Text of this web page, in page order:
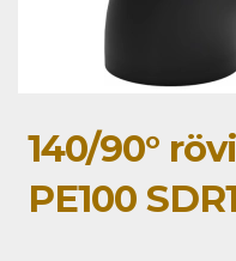
140/90°
PE100